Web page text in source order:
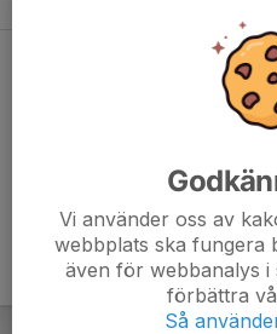
Vi använder oss av
webbplats ska fungera
även för webbanalys i
förbättra
Så